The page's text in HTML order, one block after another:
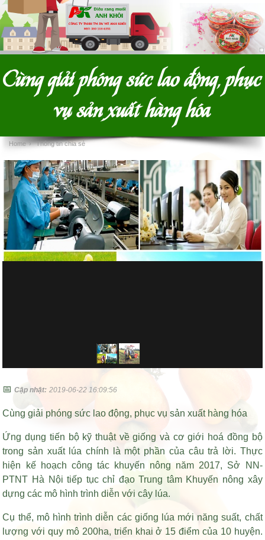
Cùng giải phóng sức lao động, phục
vụ sản xuất hàng hóa
Home › Thông tin chia sẻ
📅Cập nhật: 2019-06-22 16:09:56
Cùng giải phóng sức lao động, phục vụ sản xuất hàng hóa
Ứng dụng tiến bộ kỹ thuật về giống và cơ giới hoá đồng bộ
trong sản xuất lúa chính là một phần của câu trả lời. Thực
hiện kế hoạch công tác khuyến nông năm 2017, Sở NN-
PTNT Hà Nội tiếp tục chỉ đạo Trung tâm Khuyến nông xây
dựng các mô hình trình diễn với cây lúa.
Cụ thể, mô hình trình diễn các giống lúa mới năng suất, chất
lượng với quy mô 200ha, triển khai ở 15 điểm của 10 huyện.